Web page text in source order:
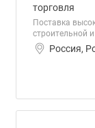
торговля
Поставка
строительной
Россия,